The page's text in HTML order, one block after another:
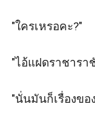
"ใครเหรอคะ?"
"ไอ้แฝดราชารา
"นั่นมันก็เรื่องขอ